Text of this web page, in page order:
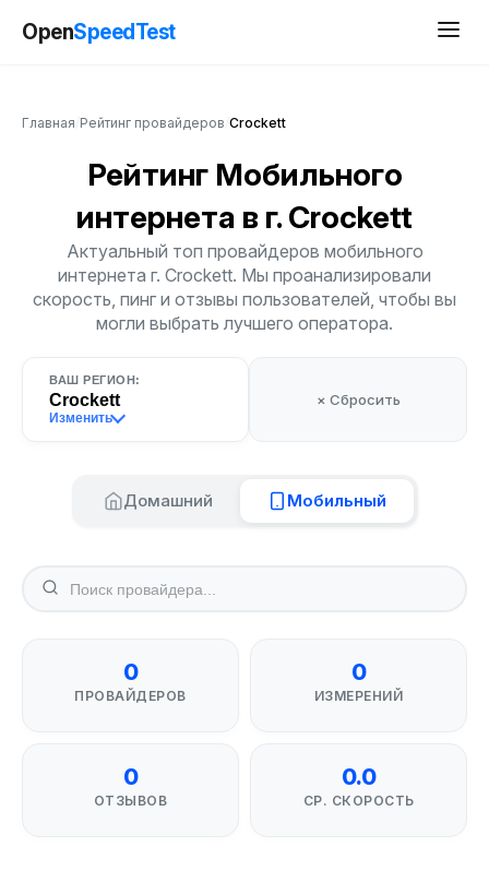
OpenSpeedTest
Главная Рейтинг провайдеров Crockett
Рейтинг Мобильного
интернета в г. Crockett
Актуальный топ провайдеров мобильного
интернета г. Crockett. Мы проанализировали
скорость, пинг и отзывы пользователей, чтобы вы
могли выбрать лучшего оператора.
ВАШ РЕГИОН:
Crockett
Изменить
× Сбросить
Домашний Мобильный
0
ПРОВАЙДЕРОВ
0
ИЗМЕРЕНИЙ
0
ОТЗЫВОВ
0.0
СР. СКОРОСТЬ